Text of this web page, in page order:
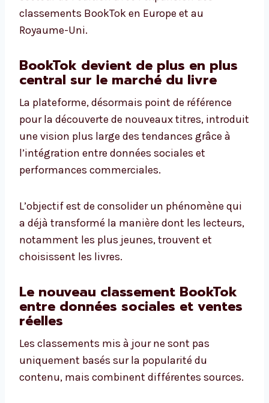
classements BookTok en Europe et au
Royaume-Uni.
BookTok devient de plus en plus
central sur le marché du livre
La plateforme, désormais point de référence
pour la découverte de nouveaux titres, introduit
une vision plus large des tendances grâce à
l’intégration entre données sociales et
performances commerciales.
L’objectif est de consolider un phénomène qui
a déjà transformé la manière dont les lecteurs,
notamment les plus jeunes, trouvent et
choisissent les livres.
Le nouveau classement BookTok
entre données sociales et ventes
réelles
Les classements mis à jour ne sont pas
uniquement basés sur la popularité du
contenu, mais combinent différentes sources.